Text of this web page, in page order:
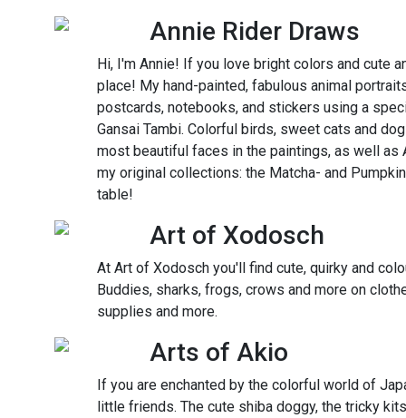
Annie Rider Draws
Hi, I'm Annie! If you love bright colors and cute
place! My hand-painted, fabulous animal
postcards, notebooks, and stickers using a
Gansai Tambi. Colorful birds, sweet cats and
most beautiful faces in the paintings, as well as
my original collections: the Matcha- and
table!
Art of Xodosch
At Art of Xodosch you'll find cute, quirky and
Buddies, sharks, frogs, crows and more on
supplies and more.
Arts of Akio
If you are enchanted by the colorful world of
little friends. The cute shiba doggy, the tricky